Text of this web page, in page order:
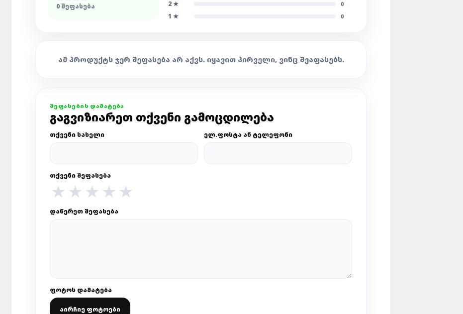
0ᲨᲔᲤᲐᲡᲔᲑᲐ 2★ 0
1 ★ 0
ᲐᲛ ᲞᲠᲝᲓᲣᲥᲢᲡ ᲯᲔᲠ ᲨᲔᲤᲐᲡᲔᲑᲐ ᲐᲠ ᲐᲥᲕᲡ. ᲘᲧᲐᲕᲘᲗ ᲞᲘᲠᲕᲔᲚᲘ, ᲕᲘᲜᲪ ᲨᲔᲐᲤᲐᲡᲔᲑᲡ.
ᲨᲔᲤᲐᲡᲔᲑᲘᲡ ᲓᲐᲛᲐᲢᲔᲑᲐ
ᲒᲐᲒᲕᲘᲖᲘᲐᲠᲔᲗ ᲗᲥᲕᲔᲜᲘ ᲒᲐᲛᲝᲪᲓᲘᲚᲔᲑᲐ
ᲗᲥᲕᲔᲜᲘ ᲡᲐᲮᲔᲚᲘ ᲔᲚ.ᲤᲝᲡᲢᲐ ᲐᲜ ᲢᲔᲚᲔᲤᲝᲜᲘ
ᲗᲥᲕᲔᲜᲘ ᲨᲔᲤᲐᲡᲔᲑᲐ
★ ★ ★ ★ ★
ᲓᲐᲬᲔᲠᲔᲗ ᲨᲔᲤᲐᲡᲔᲑᲐ
ᲤᲝᲢᲝᲡ ᲓᲐᲛᲐᲢᲔᲑᲐ
ᲐᲘᲠᲩᲘᲔ ᲤᲝᲢᲝᲔᲑᲘ